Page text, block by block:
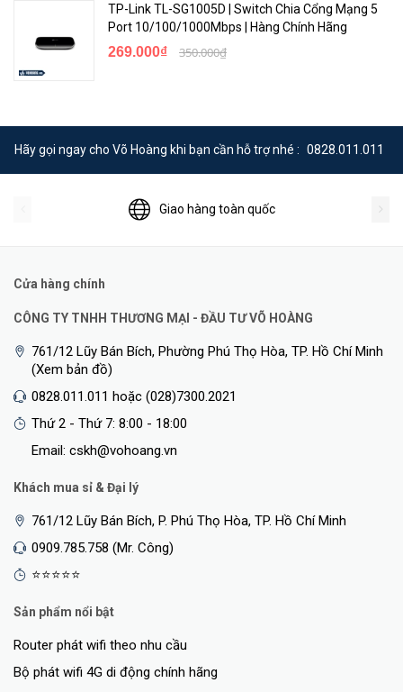
TP-Link TL-SG1005D | Switch Chia Cổng Mạng 5
Port 10/100/1000Mbps | Hàng Chính Hãng
269.000₫ 350.000₫
Hãy gọi ngay cho Võ Hoàng khi bạn cần hỗ trợ nhé : 0828.011.011
Giao hàng toàn quốc
Cửa hàng chính
CÔNG TY TNHH THƯƠNG MẠI - ĐẦU TƯ VÕ HOÀNG
761/12 Lũy Bán Bích, Phường Phú Thọ Hòa, TP. Hồ Chí Minh
(Xem bản đồ)
0828.011.011 hoặc (028)7300.2021
Thứ 2 - Thứ 7: 8:00 - 18:00
Email: cskh@vohoang.vn
Khách mua sỉ & Đại lý
761/12 Lũy Bán Bích, P. Phú Thọ Hòa, TP. Hồ Chí Minh
0909.785.758 (Mr. Công)
⭐⭐⭐⭐⭐
Sản phẩm nổi bật
Router phát wifi theo nhu cầu
Bộ phát wifi 4G di động chính hãng